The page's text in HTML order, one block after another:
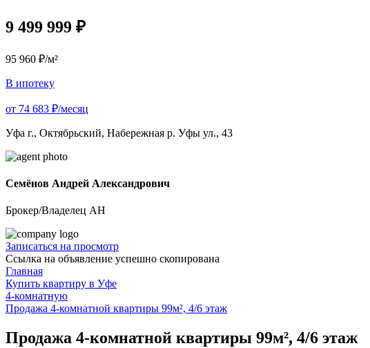
9 499 999 ₽
95 960 ₽/м²
В ипотеку
от 74 683 ₽/месяц
Уфа г., Октябрьский, Набережная р. Уфы ул., 43
Семёнов Андрей Александрович
Брокер/Владелец АН
Записаться на просмотр
Ссылка на объявление успешно скопирована
Главная
Купить квартиру в Уфе
4-комнатную
Продажа 4-комнатной квартиры 99м², 4/6 этаж
Продажа 4-комнатной квартиры 99м², 4/6 этаж